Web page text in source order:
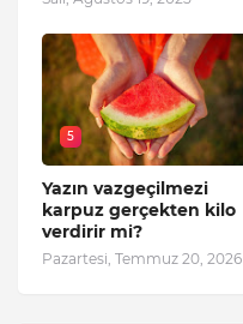
5
Yazın vazgeçilmezi
karpuz gerçekten kilo
verdirir mi?
Pazartesi, Temmuz 20, 2026